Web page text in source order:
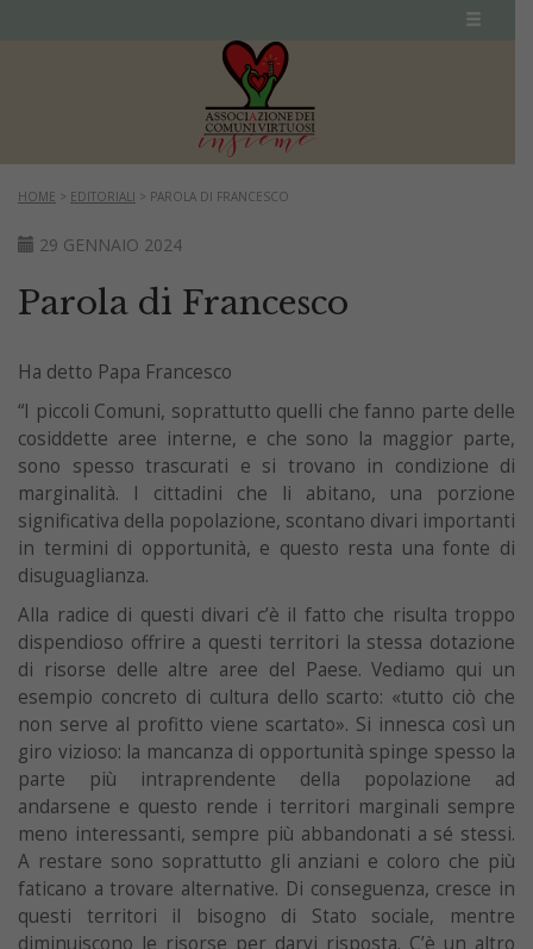
HOME > EDITORIALI > PAROLA DI FRANCESCO
29 GENNAIO 2024
Parola di Francesco
Ha detto Papa Francesco
“I piccoli Comuni, soprattutto quelli che fanno parte delle
cosiddette aree interne, e che sono la maggior parte,
sono spesso trascurati e si trovano in condizione di
marginalità. I cittadini che li abitano, una porzione
significativa della popolazione, scontano divari importanti
in termini di opportunità, e questo resta una fonte di
disuguaglianza.
Alla radice di questi divari c’è il fatto che risulta troppo
dispendioso offrire a questi territori la stessa dotazione
di risorse delle altre aree del Paese. Vediamo qui un
esempio concreto di cultura dello scarto: «tutto ciò che
non serve al profitto viene scartato». Si innesca così un
giro vizioso: la mancanza di opportunità spinge spesso la
parte più intraprendente della popolazione ad
andarsene e questo rende i territori marginali sempre
meno interessanti, sempre più abbandonati a sé stessi.
A restare sono soprattutto gli anziani e coloro che più
faticano a trovare alternative. Di conseguenza, cresce in
questi territori il bisogno di Stato sociale, mentre
diminuiscono le risorse per darvi risposta. C’è un altro